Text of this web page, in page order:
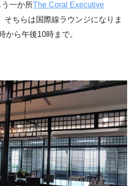
う一か所The Coral Executive
そちらは国際線ラウンジになりま
から午後10時まで。